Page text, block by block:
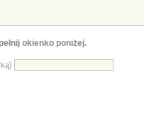
okienko poniżej.